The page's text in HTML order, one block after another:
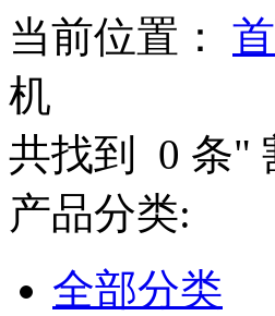
当前位置：
机
共找到
0 条"
产品分类:
全部分类